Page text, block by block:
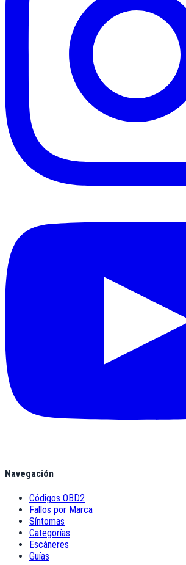
Navegación
Códigos OBD2
Fallos por Marca
Síntomas
Categorías
Escáneres
Guías